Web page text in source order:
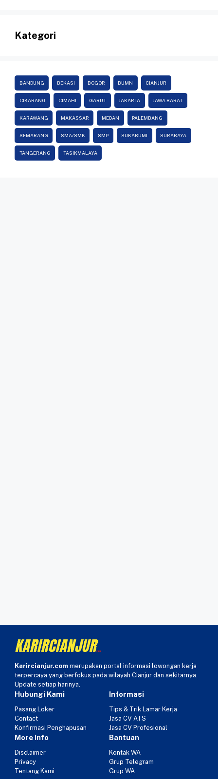
Kategori
BANDUNG BEKASI BOGOR BUMN CIANJUR
CIKARANG CIMAHI GARUT JAKARTA JAWA BARAT
KARAWANG MAKASSAR MEDAN PALEMBANG
SEMARANG SMA/SMK SMP SUKABUMI SURABAYA
TANGERANG TASIKMALAYA
Karircianjur.com merupakan portal informasi lowongan kerja
terpercaya yang berfokus pada wilayah Cianjur dan sekitarnya.
Update setiap harinya.
Hubungi Kami
Pasang Loker
Contact
Konfirmasi Penghapusan
Informasi
Tips & Trik Lamar Kerja
Jasa CV ATS
Jasa CV Profesional
More Info
Disclaimer
Privacy
Tentang Kami
Bantuan
Kontak WA
Grup Telegram
Grup WA